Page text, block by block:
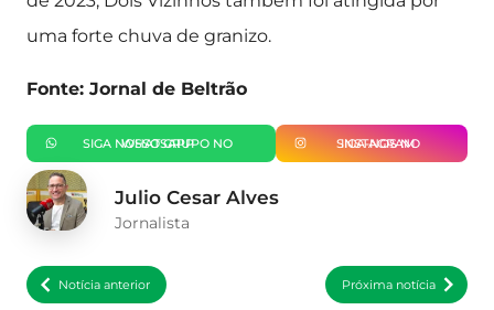
uma forte chuva de granizo.
Fonte: Jornal de Beltrão
SIGA NOSSO GRUPO NO WHATSAPP SIGA-NOS NO INSTAGRAM
Julio Cesar Alves
Jornalista
Notícia anterior Próxima notícia